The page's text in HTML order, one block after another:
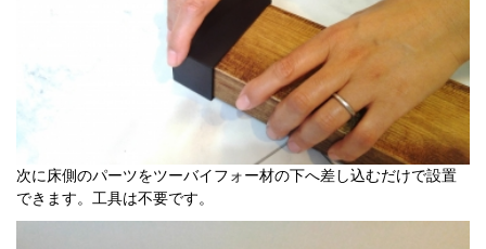
次に床側のパーツをツーバイフォー材の下へ差し込むだけで設置
できます。工具は不要です。